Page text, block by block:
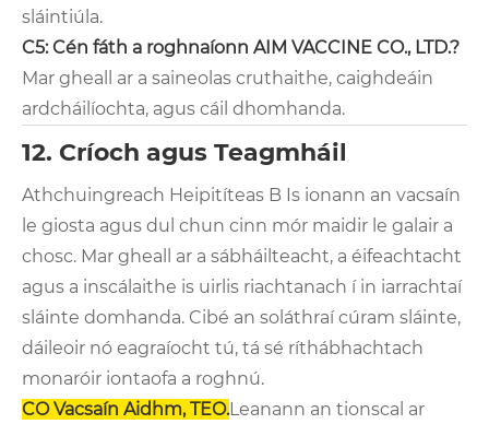
sláintiúla.
C5: Cén fáth a roghnaíonn AIM VACCINE CO., LTD.?
Mar gheall ar a saineolas cruthaithe, caighdeáin
ardcháilíochta, agus cáil dhomhanda.
12. Críoch agus Teagmháil
Athchuingreach Heipitíteas B Is ionann an vacsaín
le giosta agus dul chun cinn mór maidir le galair a
chosc. Mar gheall ar a sábháilteacht, a éifeachtacht
agus a inscálaithe is uirlis riachtanach í in iarrachtaí
sláinte domhanda. Cibé an soláthraí cúram sláinte,
dáileoir nó eagraíocht tú, tá sé ríthábhachtach
monaróir iontaofa a roghnú.
CO Vacsaín Aidhm, TEO.Leanann an tionscal ar